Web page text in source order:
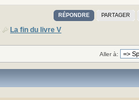
RÉPONDRE PARTAGER
La fin du livre V
Aller à: